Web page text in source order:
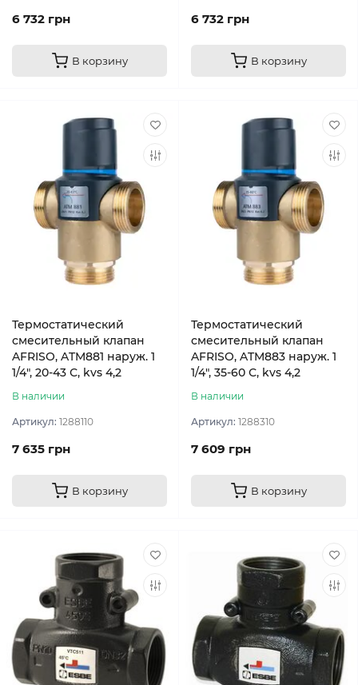
6 732 грн
В корзину
6 732 грн
В корзину
Термостатический
смесительный клапан
AFRISO, ATM881 наруж. 1
1/4", 20-43 С, kvs 4,2
В наличии
Артикул: 1288110
7 635 грн
В корзину
Термостатический
смесительный клапан
AFRISO, ATM883 наруж. 1
1/4", 35-60 С, kvs 4,2
В наличии
Артикул: 1288310
7 609 грн
В корзину